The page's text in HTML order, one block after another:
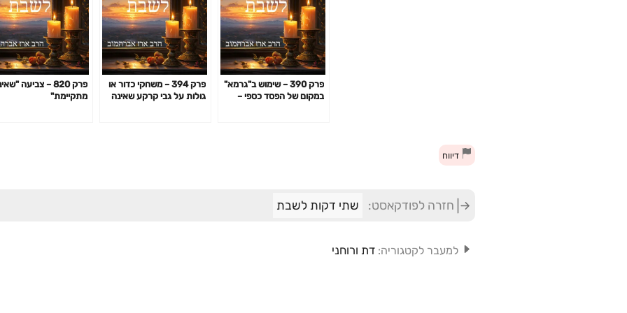
פרק 390 – שימוש ב"גרמא"
במקום של הפסד כספי –
פרק 394 – משחקי כדור או
גולות על גבי קרקע שאינה
פרק 820 – צביעה
מתקיימת"
דיווח
חזרה לפודקאסט: שתי דקות לשבת
למעבר לקטגוריה: דת ורוחני